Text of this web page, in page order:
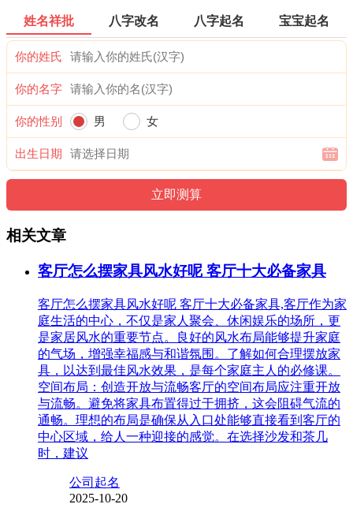
姓名祥批 八字改名 八字起名 宝宝起名
你的姓氏
你的名字
你的性别 男 女
出生日期
相关文章
客厅怎么摆家具风水好呢 客厅十大必备家具
客厅怎么摆家具风水好呢 客厅十大必备家具,客厅作为家
庭生活的中心，不仅是家人聚会、休闲娱乐的场所，更
是家居风水的重要节点。良好的风水布局能够提升家庭
的气场，增强幸福感与和谐氛围。了解如何合理摆放家
具，以达到最佳风水效果，是每个家庭主人的必修课。
空间布局：创造开放与流畅客厅的空间布局应注重开放
与流畅。避免将家具布置得过于拥挤，这会阻碍气流的
通畅。理想的布局是确保从入口处能够直接看到客厅的
中心区域，给人一种迎接的感觉。在选择沙发和茶几
时，建议
公司起名
2025-10-20